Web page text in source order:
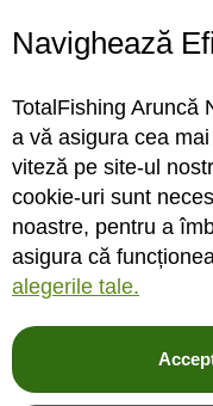
Conecteaza-te
Sa ne cunoastem mai bine.
asteptam cu stiri, surprize,
Navighează
TotalFishing Aruncă
a vă asigura cea
viteză pe site-ul
cookie-uri sunt
noastre, pentru a
asigura că
alegerile tale.